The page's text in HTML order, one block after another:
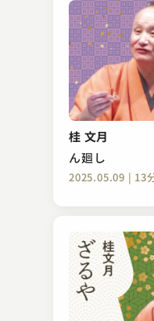
桂 文月
ん廻し
2025.05.09 | 13
笑福亭 茶光
それだけはや
2026.04.18 | 27分